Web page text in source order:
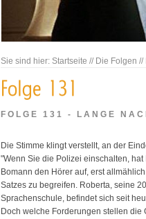
Sie sind hier: Startseite // Die Folgen //
FOLGE 131 - LANGE
Die Stimme klingt verstellt, an der
"Wenn Sie die Polizei einschalten,
Bomann den Hörer auf, erst
Satzes zu begreifen. Roberta, seine
Sprachenschule, befindet sich seit
Doch welche Forderungen stellen